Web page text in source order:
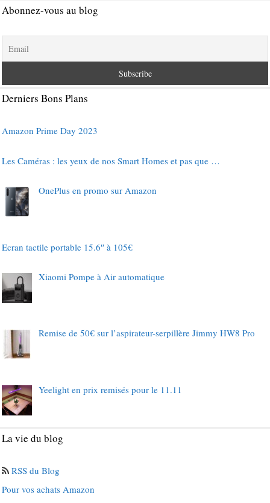
Abonnez-vous au blog
Derniers Bons Plans
Amazon Prime Day 2023
Les Caméras : les yeux de nos Smart Homes et pas que …
OnePlus en promo sur Amazon
Ecran tactile portable 15.6″ à 105€
Xiaomi Pompe à Air automatique
Remise de 50€ sur l’aspirateur-serpillère Jimmy HW8 Pro
Yeelight en prix remisés pour le 11.11
La vie du blog
RSS du Blog
Pour vos achats Amazon